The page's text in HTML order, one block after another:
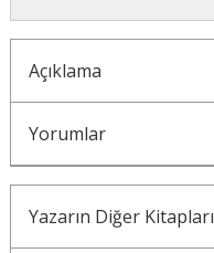
Açıklama
Yorumlar
Yazarın Diğer Kitapları